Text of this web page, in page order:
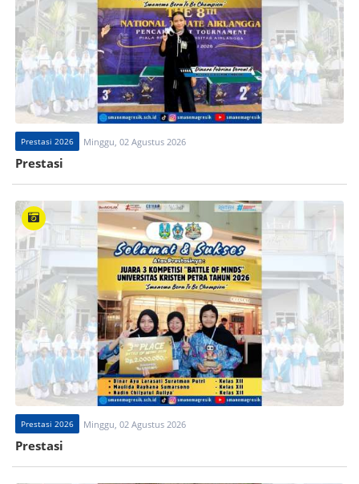
Prestasi 2026 Minggu, 02 Agustus 2026
Prestasi
Prestasi 2026 Minggu, 02 Agustus 2026
Prestasi